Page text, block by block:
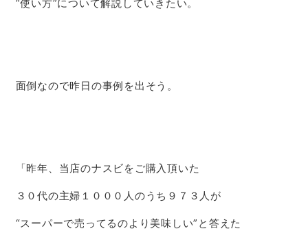
“使い方”について解説していきたい。
面倒なので昨日の事例を出そう。
「昨年、当店のナスビをご購入頂いた
３０代の主婦１０００人のうち９７３人が
“スーパーで売ってるのより美味しい”と答えた